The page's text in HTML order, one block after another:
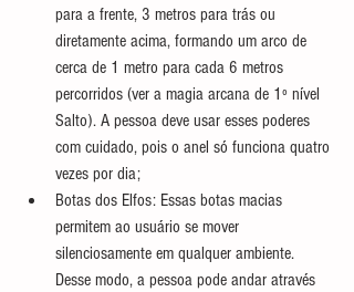
para a frente, 3 metros para trás ou
diretamente acima, formando um arco de
cerca de 1 metro para cada 6 metros
percorridos (ver a magia arcana de 1º nível
Salto). A pessoa deve usar esses poderes
com cuidado, pois o anel só funciona quatro
vezes por dia;
Botas dos Elfos: Essas botas macias
permitem ao usuário se mover
silenciosamente em qualquer ambiente.
Desse modo, a pessoa pode andar através